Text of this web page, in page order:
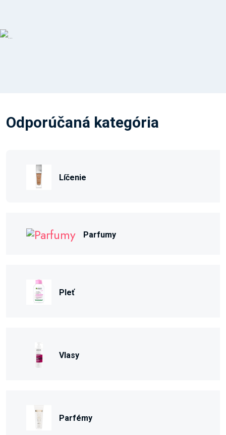
Odporúčaná kategória
Líčenie
Parfumy
Pleť
Vlasy
Parfémy